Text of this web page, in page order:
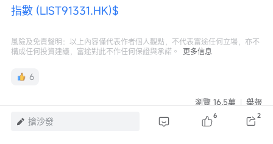
指數 (LIST91331.HK)$
風險及免責聲明：以上內容僅代表作者個人觀點，不代表富途任何立場，亦不
構成任何投資建議，富途對此不作任何保證與承諾。
更多信息
6
瀏覽 16.5萬 舉報
搶沙發 6 2